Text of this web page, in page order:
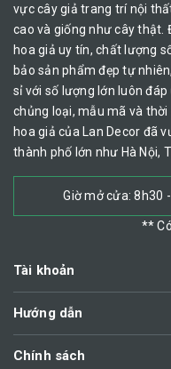
vực cây giả trang trí nội
cao và giống như cây thật.
hoa giả uy tín, chất lượng
bảo sản phẩm đẹp tự
sỉ với số lượng lớn luôn
chủng loại, mẫu mã và
hoa giả của Lan Decor đã
thành phố lớn như Hà Nội,
Giờ mở cửa: 8h30
**
Tài khoản
Hướng dẫn
Chính sách